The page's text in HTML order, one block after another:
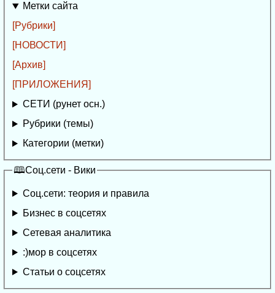
Метки сайта
[Рубрики]
[НОВОСТИ]
[Архив]
[ПРИЛОЖЕНИЯ]
СЕТИ (рунет осн.)
Рубрики (темы)
Категории (метки)
🕮Соц.сети - Вики
Соц.сети: теория и правила
Бизнес в соцсетях
Сетевая аналитика
:)мор в соцсетях
Статьи о соцсетях